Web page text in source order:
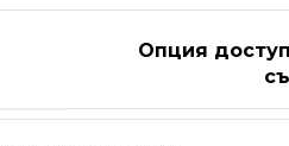
Опция